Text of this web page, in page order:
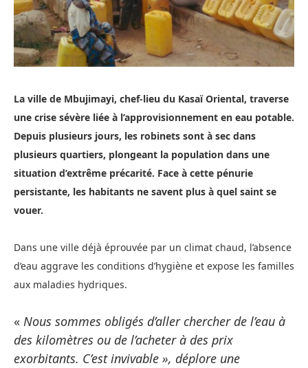
La ville de Mbujimayi, chef-lieu du Kasaï Oriental, traverse
une crise sévère liée à l’approvisionnement en eau potable.
Depuis plusieurs jours, les robinets sont à sec dans
plusieurs quartiers, plongeant la population dans une
situation d’extrême précarité. Face à cette pénurie
persistante, les habitants ne savent plus à quel saint se
vouer.
Dans une ville déjà éprouvée par un climat chaud, l’absence
d’eau aggrave les conditions d’hygiène et expose les familles
aux maladies hydriques.
« Nous sommes obligés d’aller chercher de l’eau à
des kilomètres ou de l’acheter à des prix
exorbitants. C’est invivable », déplore une